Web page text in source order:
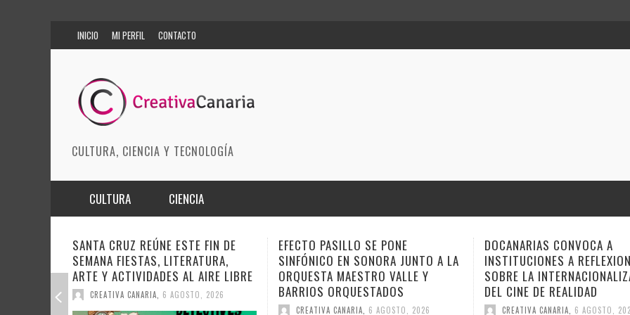
INICIO MI PERFIL CONTACTO
CULTURA, CIENCIA Y TECNOLOGÍA
CULTURA
ARTES ESCÉNICAS
MODA
CIENCIA
INNOVACIÓN
CIENCIAS DE LA TIERRA
EFECTO PASILLO SE PONE
SINFÓNICO EN SONORA JUNTO A LA
ORQUESTA MAESTRO VALLE Y
BARRIOS ORQUESTADOS
CREATIVA CANARIA, 6 AGOSTO, 2026
DOCANARIAS CONVOCA A
INSTITUCIONES A REFLEXIONAR
SOBRE LA INTERNACIONALIZACIÓN
DEL CINE DE REALIDAD
CREATIVA CANARIA 6 AGOSTO, 2026
ANA TOVAR, FIDEL GALBÁN Y
GEMAGE LLEVAN SUS
ESTE FIN DE SEMANA A
CUENTO
CREATIVA CANARIA 6 AGOSTO,